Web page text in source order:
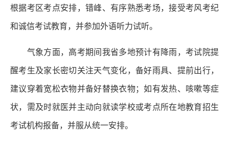
根据考区考点安排，错峰、有序熟悉考场，接受考风考纪
和诚信考试教育，并参加外语听力试听。
气象方面，高考期间我省多地预计有降雨，考试院提
醒考生及家长密切关注天气变化，备好雨具、提前出行，
建议穿着宽松衣物并备好替换衣物；如有发热、咳嗽等症
状，需及时就医并主动向就读学校或考点所在地教育招生
考试机构报备，并服从统一安排。